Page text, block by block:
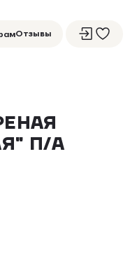
Отзывы
П/А